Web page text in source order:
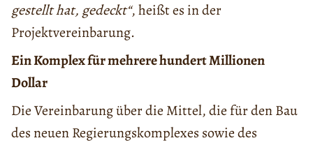
gestellt hat, gedeckt“, heißt es in der
Projektvereinbarung.
Ein Komplex für mehrere hundert Millionen
Dollar
Die Vereinbarung über die Mittel, die für den Bau
des neuen Regierungskomplexes sowie des